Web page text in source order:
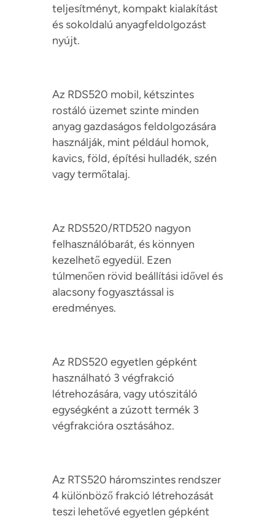
teljesítményt, kompakt kialakítást
és sokoldalú anyagfeldolgozást
nyújt.
Az RDS520 mobil, kétszintes
rostáló üzemet szinte minden
anyag gazdaságos feldolgozására
használják, mint például homok,
kavics, föld, építési hulladék, szén
vagy termőtalaj.
Az RDS520/RTD520 nagyon
felhasználóbarát, és könnyen
kezelhető egyedül. Ezen
túlmenően rövid beállítási idővel és
alacsony fogyasztással is
eredményes.
Az RDS520 egyetlen gépként
használható 3 végfrakció
létrehozására, vagy utószitáló
egységként a zúzott termék 3
végfrakcióra osztásához.
Az RTS520 háromszintes rendszer
4 különböző frakció létrehozását
teszi lehetővé egyetlen gépként